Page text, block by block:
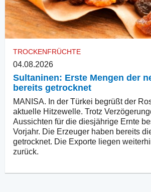
TROCKENFRÜCHTE
04.08.2026
Sultaninen: Erste Mengen der
bereits getrocknet
MANISA. In der Türkei begrüßt der
aktuelle Hitzewelle. Trotz
Aussichten für die diesjährige Ernte
Vorjahr. Die Erzeuger haben bereits
getrocknet. Die Exporte liegen
zurück.